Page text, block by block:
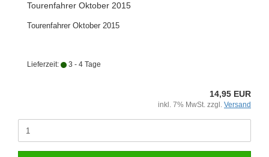
Tourenfahrer Oktober 2015
Tourenfahrer Oktober 2015
Lieferzeit: 3 - 4 Tage
14,95 EUR
inkl. 7% MwSt. zzgl. Versand